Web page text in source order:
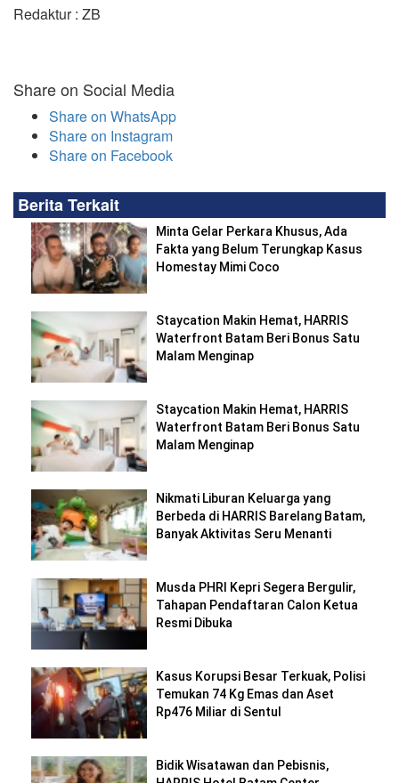
Redaktur : ZB
Share on Social Media
Share on WhatsApp
Share on Instagram
Share on Facebook
Berita Terkait
Minta Gelar Perkara Khusus, Ada
Fakta yang Belum Terungkap Kasus
Homestay Mimi Coco
Staycation Makin Hemat, HARRIS
Waterfront Batam Beri Bonus Satu
Malam Menginap
Staycation Makin Hemat, HARRIS
Waterfront Batam Beri Bonus Satu
Malam Menginap
Nikmati Liburan Keluarga yang
Berbeda di HARRIS Barelang Batam,
Banyak Aktivitas Seru Menanti
Musda PHRI Kepri Segera Bergulir,
Tahapan Pendaftaran Calon Ketua
Resmi Dibuka
Kasus Korupsi Besar Terkuak, Polisi
Temukan 74 Kg Emas dan Aset
Rp476 Miliar di Sentul
Bidik Wisatawan dan Pebisnis,